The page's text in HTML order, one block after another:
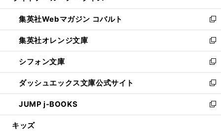
開
く
ウ
で
開
く
ン
ド
ウ
で
開
く
ウ
ィ
ン
ド
ウ
で
開
く
集英社Webマガジン コバルト
新
し
い
ウ
ィ
ン
ド
ウ
で
開
集英社オレンジ文庫
新
し
い
ウ
ィ
ン
ド
ウ
シフォン文庫
新
し
い
ウ
ィ
ン
ダッシュエックス文庫公式サイト
新
し
い
ウ
JUMP j-BOOKS
新
し
キッズ